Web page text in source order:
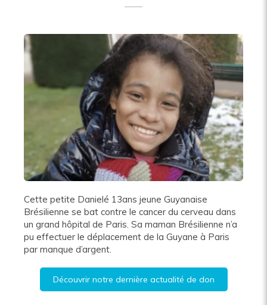
Cette petite Danielé 13ans jeune Guyanaise
Brésilienne se bat contre le cancer du cerveau dans
un grand hôpital de Paris. Sa maman Brésilienne n’a
pu effectuer le déplacement de la Guyane à Paris
par manque d’argent.
Découvrir notre dernière actualité de don